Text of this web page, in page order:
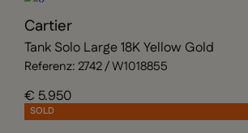
Cartier
Tank Solo Large 18K Yellow Gold
Referenz: 2742 / W1018855
€ 5.950
SOLD